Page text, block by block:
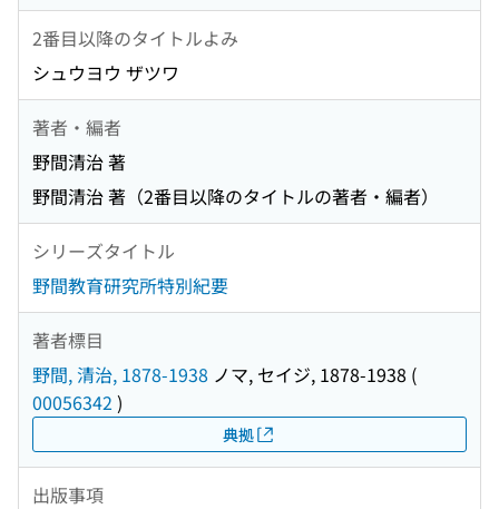
2番目以降のタイトルよみ
シュウヨウ ザツワ
著者・編者
野間清治 著
野間清治 著（2番目以降のタイトルの著者・編者）
シリーズタイトル
野間教育研究所特別紀要
著者標目
野間, 清治, 1878-1938 ノマ, セイジ, 1878-1938 (
00056342 )
典拠
出版事項